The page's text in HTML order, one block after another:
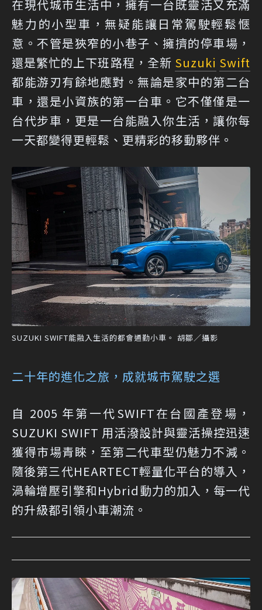
在現代城市生活中，擁有一台既靈活又充滿
魅力的小型車，無疑能讓日常駕駛輕鬆愜
意。不管是狹窄的小巷子、擁擠的停車場，
還是繁忙的上下班路程，全新 Suzuki Swift
都能游刃有餘地應對。無論是家中的第二台
車，還是小資族的第一台車。它不僅僅是一
台代步車，更是一台能融入你生活，讓你每
一天都變得更輕鬆、更精彩的移動夥伴。
SUZUKI SWIFT能融入生活的都會通勤小車。 胡鄒／攝影
二十年的進化之旅，成就城市駕駛之選
自 2005 年第一代SWIFT在台國產登場，
SUZUKI SWIFT 用活潑設計與靈活操控迅速
獲得市場青睞，至第二代車型仍魅力不減。
隨後第三代HEARTECT輕量化平台的導入，
渦輪增壓引擎和Hybrid動力的加入，每一代
的升級都引領小車潮流。